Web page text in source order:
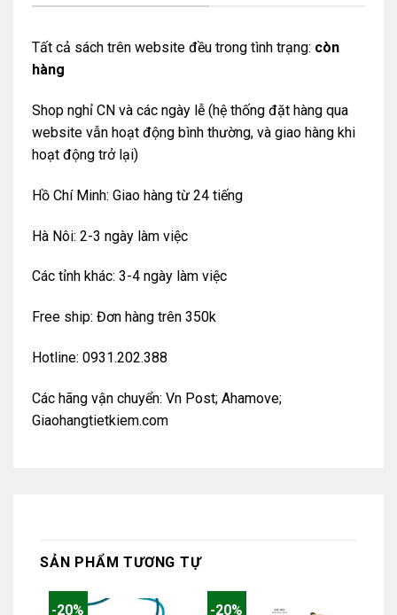
Tất cả sách trên website đều trong tình trạng: còn
hàng
Shop nghỉ CN và các ngày lễ (hệ thống đặt hàng qua
website vẫn hoạt động bình thường, và giao hàng khi
hoạt động trở lại)
Hồ Chí Minh: Giao hàng từ 24 tiếng
Hà Nôi: 2-3 ngày làm việc
Các tỉnh khác: 3-4 ngày làm việc
Free ship: Đơn hàng trên 350k
Hotline: 0931.202.388
Các hãng vận chuyển: Vn Post; Ahamove;
Giaohangtietkiem.com
SẢN PHẨM TƯƠNG TỰ
-20% -20%